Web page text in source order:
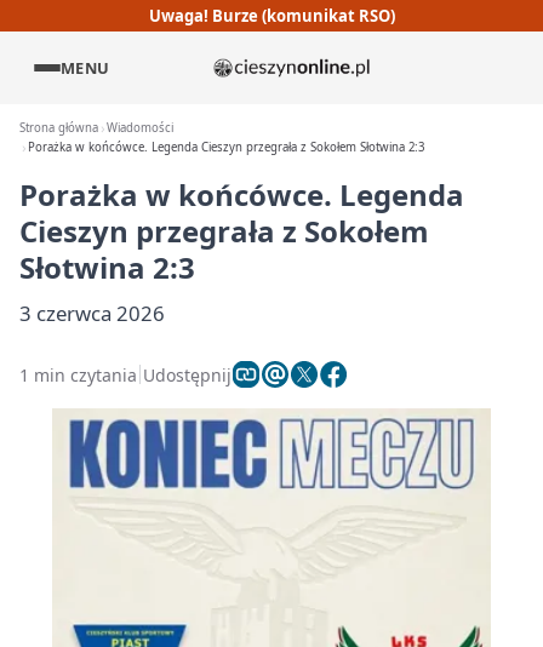
Uwaga! Burze (komunikat RSO)
MENU
Strona główna Wiadomości
Porażka w końcówce. Legenda Cieszyn przegrała z Sokołem Słotwina 2:3
Porażka w końcówce. Legenda
Cieszyn przegrała z Sokołem
Słotwina 2:3
3 czerwca 2026
1 min czytania Udostępnij